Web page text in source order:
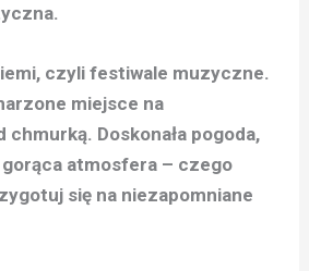
czyli festiwale muzyczne.
miejsce na
chmurką. Doskonała pogoda,
atmosfera – czego
się na niezapomniane